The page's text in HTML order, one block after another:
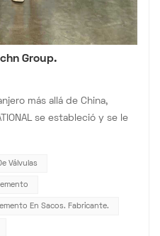
Group.
más allá de China,
se estableció y se le
también tiene su
puert...
Válvulas
En Sacos. Fabricante.